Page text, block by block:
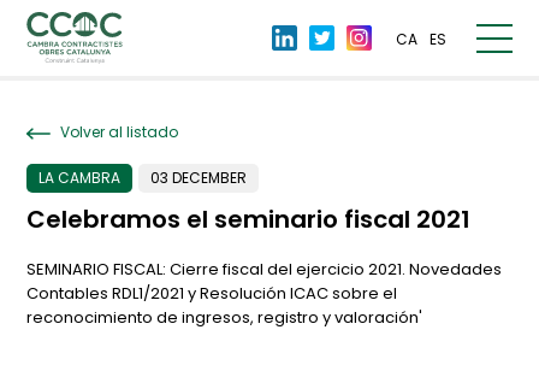
CA ES
Volver al listado
LA CAMBRA 03 DECEMBER
Celebramos el seminario fiscal 2021
SEMINARIO FISCAL: Cierre fiscal del ejercicio 2021. Novedades
Contables RDL1/2021 y Resolución ICAC sobre el
reconocimiento de ingresos, registro y valoración'